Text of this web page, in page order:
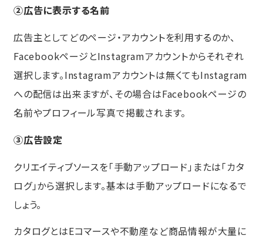
②広告に表示する名前
広告主としてどのページ・アカウントを利用するのか、
FacebookページとInstagramアカウントからそれぞれ
選択します。Instagramアカウントは無くてもInstagram
への配信は出来ますが、その場合はFacebookページの
名前やプロフィール写真で掲載されます。
③広告設定
クリエイティブソースを「手動アップロード」または「カタ
ログ」から選択します。基本は手動アップロードになるで
しょう。
カタログとはEコマースや不動産など商品情報が大量に